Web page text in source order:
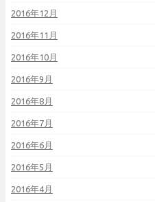
2016年12月
2016年11月
2016年10月
2016年9月
2016年8月
2016年7月
2016年6月
2016年5月
2016年4月